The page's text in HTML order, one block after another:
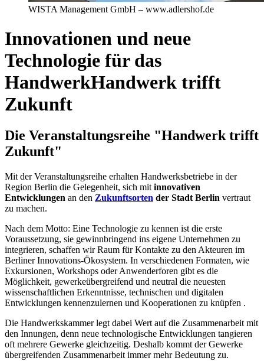
WISTA Management GmbH – www.adlershof.de
Innovationen und neue
Technologie für das
HandwerkHandwerk trifft
Zukunft
Die Veranstaltungsreihe "Handwerk trifft
Zukunft"
Mit der Veranstaltungsreihe erhalten Handwerksbetriebe in der
Region Berlin die Gelegenheit, sich mit innovativen
Entwicklungen an den Zukunftsorten der Stadt Berlin vertraut
zu machen.
Nach dem Motto: Eine Technologie zu kennen ist die erste
Voraussetzung, sie gewinnbringend ins eigene Unternehmen zu
integrieren, schaffen wir Raum für Kontakte zu den Akteuren im
Berliner Innovations-Ökosystem. In verschiedenen Formaten, wie
Exkursionen, Workshops oder Anwenderforen gibt es die
Möglichkeit, gewerkeübergreifend und neutral die neuesten
wissenschaftlichen Erkenntnisse, technischen und digitalen
Entwicklungen kennenzulernen und Kooperationen zu knüpfen .
Die Handwerkskammer legt dabei Wert auf die Zusammenarbeit mit
den Innungen, denn neue technologische Entwicklungen tangieren
oft mehrere Gewerke gleichzeitig. Deshalb kommt der Gewerke
übergreifenden Zusammenarbeit immer mehr Bedeutung zu.